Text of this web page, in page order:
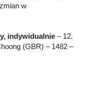
w
indywidualnie – 12.
(GBR) – 1482 –